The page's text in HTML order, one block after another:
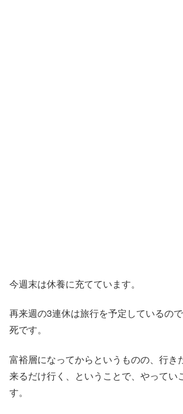
今週末は休養に充てています。
再来週の3連休は旅行を予定しているの
死です。
富裕層になってからというものの、行き
来るだけ行く、ということで、やってい
す。